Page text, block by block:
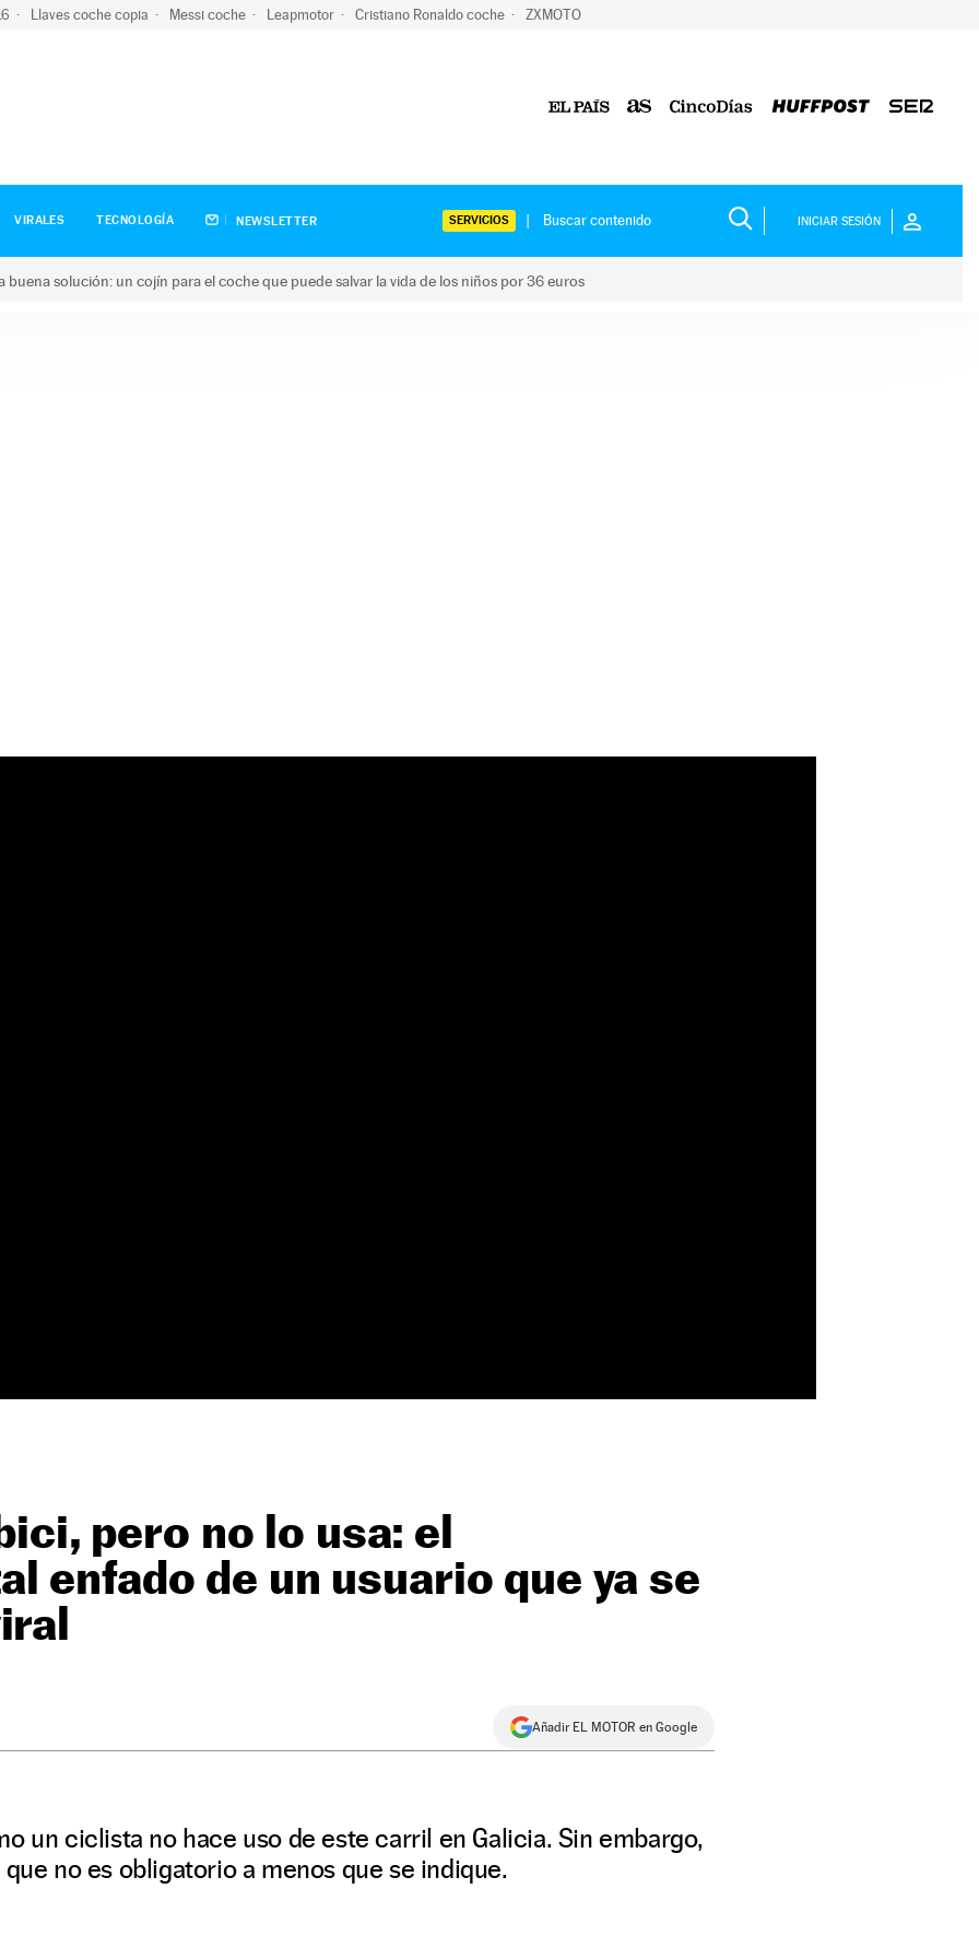
Llaves coche copia Messi coche Leapmotor Cristiano Ronaldo coche ZXMOTO
VIRALES TECNOLOGÍA NEWSLETTER SERVICIOS INICIAR SESIÓN
buena solución: un cojín para el coche que puede salvar la vida de los niños por 36 euros
pero no lo usa: el
enfado de un usuario que ya se
Añadir EL MOTOR en Google
un ciclista no hace uso de este carril en Galicia. Sin embargo,
no es obligatorio a menos que se indique.